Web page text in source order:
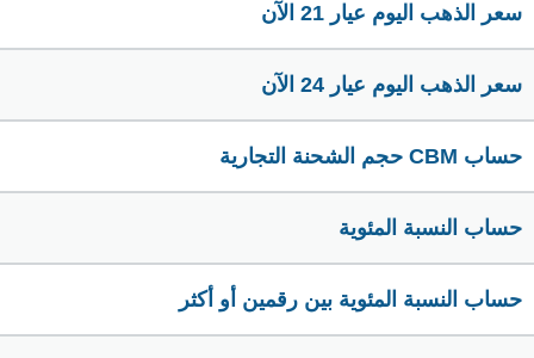
سعر الذهب اليوم عيار 21 الآن
سعر الذهب اليوم عيار 24 الآن
حساب CBM حجم الشحنة التجارية
حساب النسبة المئوية
حساب النسبة المئوية بين رقمين أو أكثر